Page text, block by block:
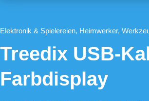
Elektronik & Spielereien, Heimwerker,
Treedix USB-
Farbdisplay